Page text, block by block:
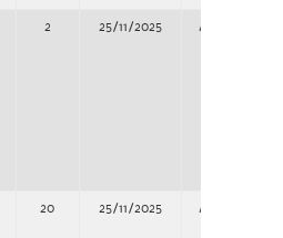
2 25/11/2025 Adjudicación
20 25/11/2025 Adjudicación